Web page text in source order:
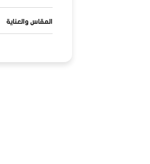
المقاس والعناية